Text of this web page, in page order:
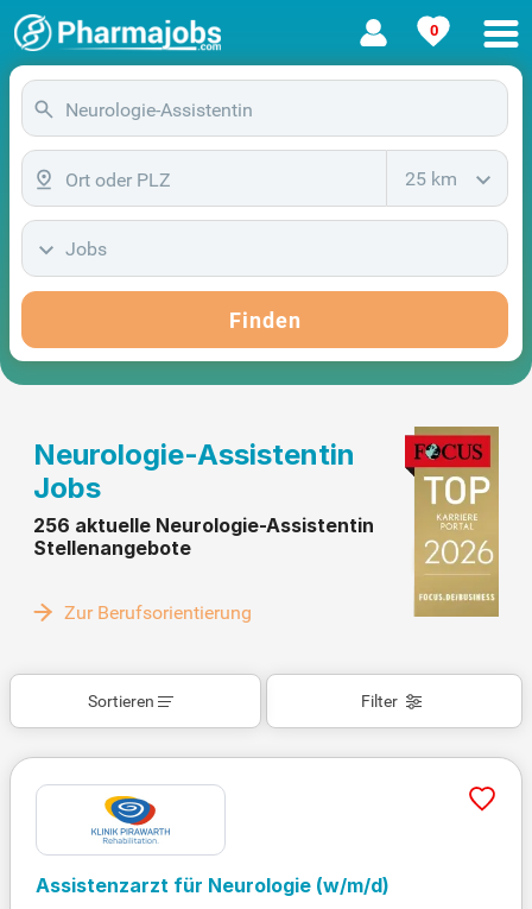
0
25 km
Jobs
Finden
Neurologie-Assistentin
Jobs
256 aktuelle Neurologie-Assistentin
Stellenangebote
Zur Berufsorientierung
Filter
Sortieren
Assistenzarzt für Neurologie (w/m/d)